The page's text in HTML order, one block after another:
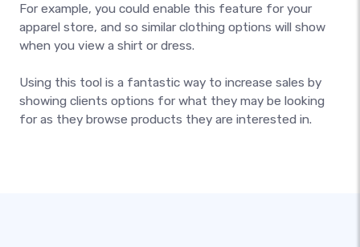
For example, you could enable this feature for your
apparel store, and so similar clothing options will show
when you view a shirt or dress.
Using this tool is a fantastic way to increase sales by
showing clients options for what they may be looking
for as they browse products they are interested in.